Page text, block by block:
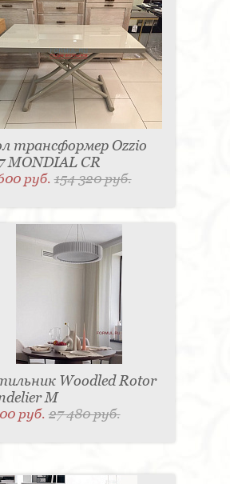
трансформер Ozzio
MONDIAL CR
руб.154 320 руб.
Woodled Rotor
M
руб.27 480 руб.